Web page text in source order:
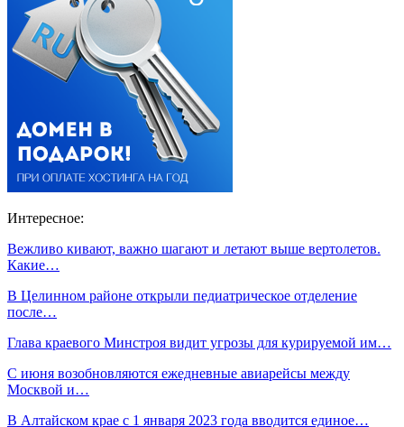
Интересное:
Вежливо кивают, важно шагают и летают выше вертолетов.
Какие…
В Целинном районе открыли педиатрическое отделение
после…
Глава краевого Минстроя видит угрозы для курируемой им…
С июня возобновляются ежедневные авиарейсы между
Москвой и…
В Алтайском крае с 1 января 2023 года вводится единое…